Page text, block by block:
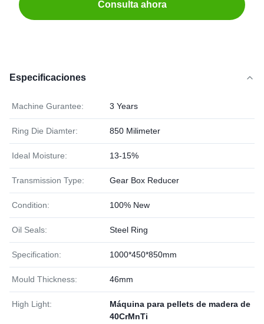
Consulta ahora
Especificaciones
Machine Gurantee: 3 Years
Ring Die Diamter: 850 Milimeter
Ideal Moisture: 13-15%
Transmission Type: Gear Box Reducer
Condition: 100% New
Oil Seals: Steel Ring
Specification: 1000*450*850mm
Mould Thickness: 46mm
High Light:
Máquina para pellets de madera de
40CrMnTi